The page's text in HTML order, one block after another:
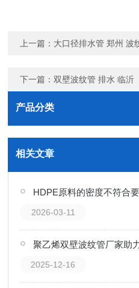
上一篇： 大口径排水管 郑州 波
下一篇：双壁波纹管 排水 临沂
产品分类
相关文章
2026-03-11
聚乙烯双壁波纹管厂家助
2025-12-16